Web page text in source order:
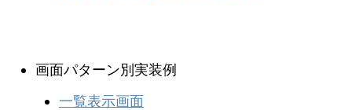
画面パターン別実装例
一覧表示画面